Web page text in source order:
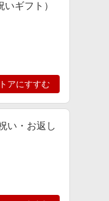
ギフト）
アにすすむ
い・お返し